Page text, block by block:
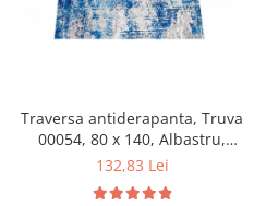
Traversa antiderapanta, Truva
00054, 80 x 140, Albastru,
Grosime 5 mm
132,83 Lei